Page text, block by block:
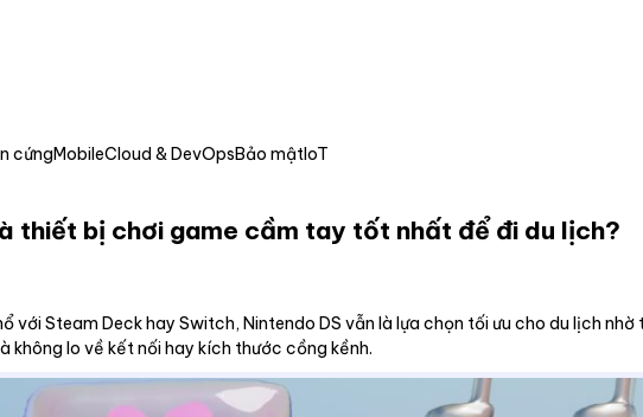
cứngMobileCloud & DevOpsBảo mậtIoT
thiết bị chơi game cầm tay tốt nhất để đi du lịch?
với Steam Deck hay Switch, Nintendo DS vẫn là lựa chọn tối ưu cho du lịch
không lo về kết nối hay kích thước cồng kềnh.